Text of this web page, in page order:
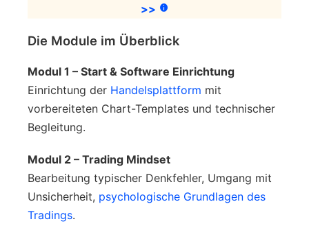
>>
Die Module im Überblick
Modul 1 – Start & Software Einrichtung
Einrichtung der Handelsplattform mit
vorbereiteten Chart-Templates und technischer
Begleitung.
Modul 2 – Trading Mindset
Bearbeitung typischer Denkfehler, Umgang mit
Unsicherheit, psychologische Grundlagen des
Tradings.